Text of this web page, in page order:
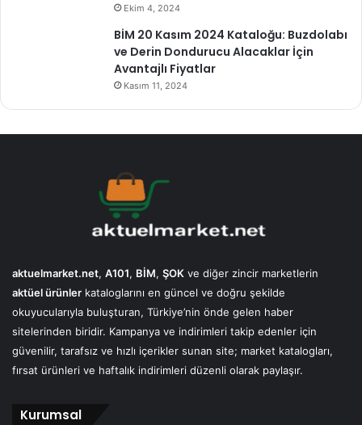
Ekim 4, 2024
BİM 20 Kasım 2024 Kataloğu: Buzdolabı
ve Derin Dondurucu Alacaklar İçin
Avantajlı Fiyatlar
Kasım 11, 2024
aktuelmarket.net, A101, BİM, ŞOK ve diğer zincir marketlerin
aktüel ürünler kataloglarını en güncel ve doğru şekilde
okuyucularıyla buluşturan, Türkiye’nin önde gelen haber
sitelerinden biridir. Kampanya ve indirimleri takip edenler için
güvenilir, tarafsız ve hızlı içerikler sunan site; market katalogları,
fırsat ürünleri ve haftalık indirimleri düzenli olarak paylaşır.
Kurumsal